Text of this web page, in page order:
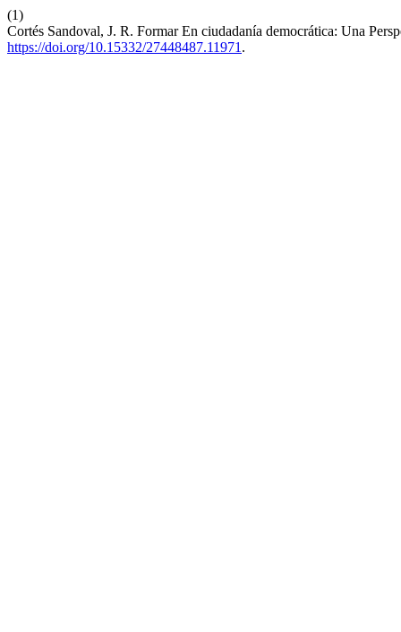
(1)
Cortés Sandoval, J. R. Formar En ciudadanía democrática: Una
https://doi.org/10.15332/27448487.11971 .